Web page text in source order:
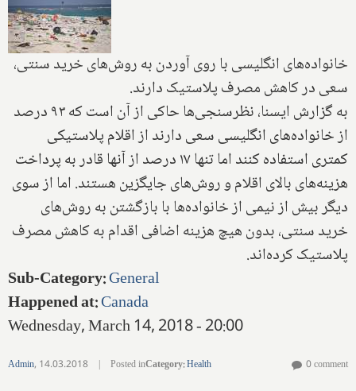
خانواده‌های انگلیسی با روی آوردن به روش‌های خرید سنتی،
سعی در کاهش مصرف پلاستیک دارند.
به گزارش ایسنا، نظرسنجی‌ها حاکی از آن است که ۹۳ درصد
از خانواده‌های انگلیسی سعی دارند از اقلام پلاستیکی
کمتری استفاده کنند اما تنها ۱۷ درصد از آنها قادر به پرداخت
هزینه‌های بالای اقلام و روش‌های جایگزین هستند. اما از سوی
دیگر بیش از نیمی از خانواده‌ها با بازگشتن به روش‌های
خرید سنتی، بدون هیچ هزینه اضافی اقدام به کاهش مصرف
پلاستیک کرده‌اند.
Sub-Category:General
Happened at:Canada
Wednesday, March 14, 2018 - 20:00
Admin, 14.03.2018 | Posted inCategory:Health 0 comment